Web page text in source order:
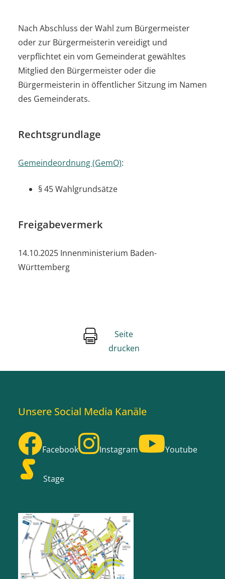
Nach Abschluss der Wahl zum Bürgermeister
oder zur Bürgermeisterin vereidigt und
verpflichtet ein vom Gemeinderat gewähltes
Mitglied den Bürgermeister oder die
Bürgermeisterin in öffentlicher Sitzung im Namen
des Gemeinderats.
Rechtsgrundlage
Gemeindeordnung (GemO):
§ 45 Wahlgrundsätze
Freigabevermerk
14.10.2025 Innenministerium Baden-
Württemberg
Seite
drucken
Unsere Social Media Kanäle
Facebook Instagram Youtube
Stage